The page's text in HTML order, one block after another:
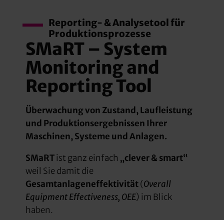
Reporting- & Analysetool für
Produktionsprozesse
SMaRT – System
Monitoring and
Reporting Tool
Überwachung von Zustand, Laufleistung
und Produktionsergebnissen Ihrer
Maschinen, Systeme und Anlagen.
SMaRTist ganz einfach „clever & smart“
weil Sie damit die
Gesamtanlageneffektivität(Overall
Equipment Effectiveness, OEE) im Blick
haben.